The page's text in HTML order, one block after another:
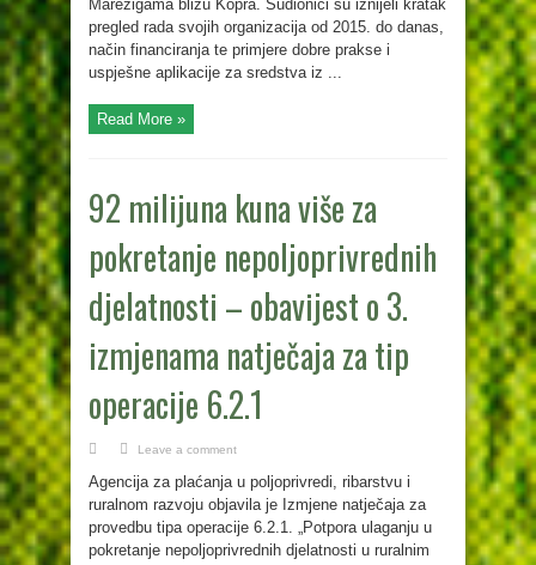
Marezigama blizu Kopra. Sudionici su iznijeli kratak
pregled rada svojih organizacija od 2015. do danas,
način financiranja te primjere dobre prakse i
uspješne aplikacije za sredstva iz ...
Read More »
92 milijuna kuna više za
pokretanje nepoljoprivrednih
djelatnosti – obavijest o 3.
izmjenama natječaja za tip
operacije 6.2.1
Leave a comment
Agencija za plaćanja u poljoprivredi, ribarstvu i
ruralnom razvoju objavila je Izmjene natječaja za
provedbu tipa operacije 6.2.1. „Potpora ulaganju u
pokretanje nepoljoprivrednih djelatnosti u ruralnim